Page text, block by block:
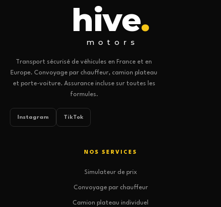
hive.
motors
Transport sécurisé de véhicules en France et en
Europe. Convoyage par chauffeur, camion plateau
et porte-voiture. Assurance incluse sur toutes les
formules.
Instagram TikTok
NOS SERVICES
Simulateur de prix
Convoyage par chauffeur
Camion plateau individuel